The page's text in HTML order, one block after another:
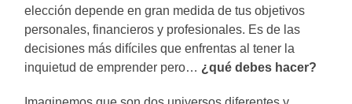
elección depende en gran medida de tus objetivos
personales, financieros y profesionales. Es de las
decisiones más difíciles que enfrentas al tener la
inquietud de emprender pero… ¿qué debes hacer?